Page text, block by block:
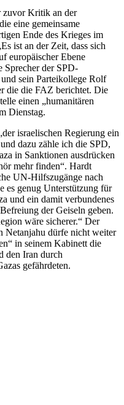
zuvor Kritik an der
eine gemeinsame
Ende des Krieges im
ist an der Zeit, dass sich
europäischer Ebene
Sprecher der SPD-
sein Parteikollege Rolf
die die FAZ berichtet. Die
einen „humanitären
Dienstag.
israelischen Regierung ein
dazu zähle ich die SPD,
in Sanktionen ausdrücken
mehr finden“. Hardt
UN-Hilfszugänge nach
es genug Unterstützung für
und ein damit verbundenes
der Geiseln geben.
wäre sicherer.“ Der
Netanjahu dürfe nicht weiter
in seinem Kabinett die
den Iran durch
gefährdeten.